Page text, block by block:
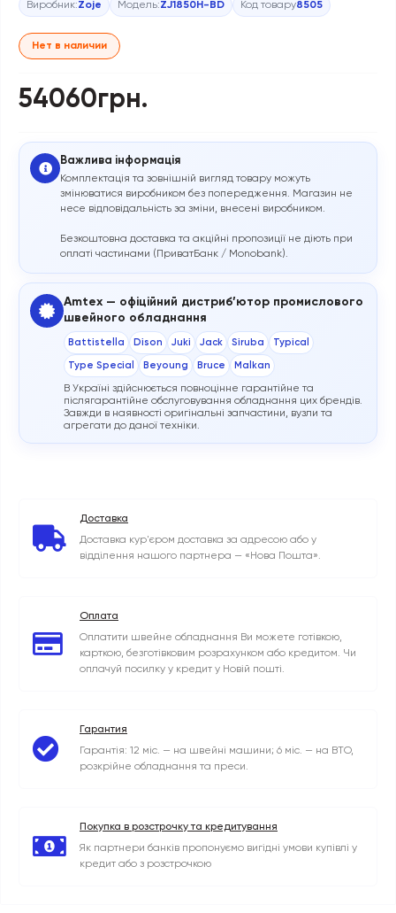
Виробник:Zoje Модель:ZJ1850H-BD Код товару8505
Нет в наличии
54060грн.
Важлива інформація
Комплектація та зовнішній вигляд товару можуть
змінюватися виробником без попередження. Магазин не
несе відповідальність за зміни, внесені виробником.
Безкоштовна доставка та акційні пропозиції не діють при
оплаті частинами (ПриватБанк / Monobank).
Amtex — офіційний дистриб’ютор промислового
швейного обладнання
Battistella Dison Juki Jack Siruba Typical
Type Special Beyoung Bruce Malkan
В Україні здійснюється повноцінне гарантійне та
післягарантійне обслуговування обладнання цих брендів.
Завжди в наявності оригінальні запчастини, вузли та
агрегати до даної техніки.
Доставка
Доставка кур'єром доставка за адресою або у
відділення нашого партнера — «Нова Пошта».
Оплата
Оплатити швейне обладнання Ви можете готівкою,
карткою, безготівковим розрахунком або кредитом. Чи
оплачуй посилку у кредит у Новій пошті.
Гарантия
Гарантія: 12 міс. — на швейні машини; 6 міс. — на ВТО,
розкрійне обладнання та преси.
Покупка в розстрочку та кредитування
Як партнери банків пропонуємо вигідні умови купівлі у
кредит або з розстрочкою